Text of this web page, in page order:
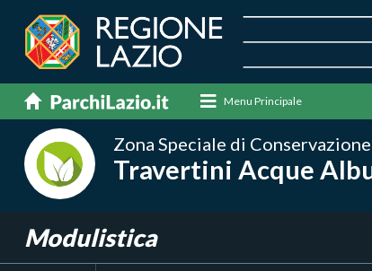
Menu Principale
Zona Speciale di Conservazione
Travertini Acque
Modulistica